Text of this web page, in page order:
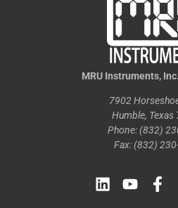
MRU Instruments,
7902
Humble, Texas
Phone: (832)
Fax: (832)